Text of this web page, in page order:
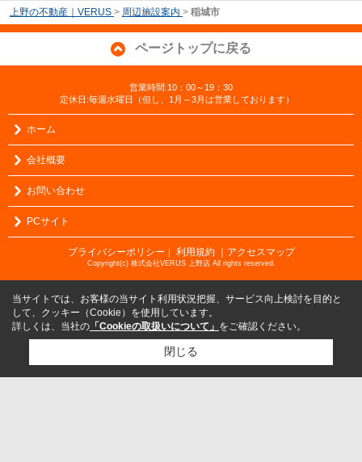
上野の不動産｜VERUS > 周辺施設案内 > 稲城市
ページトップに戻る
営業時間:10：00～19：30
定休日:毎週水曜日（但し、1月～3月は営業しております）
ホーム
会社概要
お問い合わせ
PCサイト
プライバシーポリシー ｜ 利用規約 ｜アクセスマップ
Copyright(c) 株式会社VERUS 上野店 All rights reserved.
当サイトでは、お客様の当サイト利用状況把握、サービス向上検討を目的と
して、クッキー（Cookie）を使用しています。
詳しくは、当社の 「Cookieの取扱いについて」 をご確認ください。
閉じる